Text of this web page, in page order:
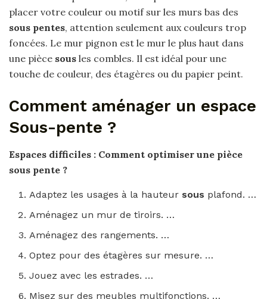
placer votre couleur ou motif sur les murs bas des
sous pentes, attention seulement aux couleurs trop
foncées. Le mur pignon est le mur le plus haut dans
une pièce sous les combles. Il est idéal pour une
touche de couleur, des étagères ou du papier peint.
Comment aménager un espace
Sous-pente ?
Espaces difficiles : Comment optimiser une pièce
sous pente ?
Adaptez les usages à la hauteur sous plafond. …
Aménagez un mur de tiroirs. …
Aménagez des rangements. …
Optez pour des étagères sur mesure. …
Jouez avec les estrades. …
Misez sur des meubles multifonctions. …